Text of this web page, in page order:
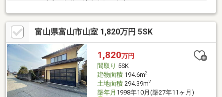
富山県富山市山室 1,820万円 5SK
1,820万円
間取り 5SK
建物面積194.6m2
土地面積294.39m2
築年月 1998年10月(築27年11ヶ月)